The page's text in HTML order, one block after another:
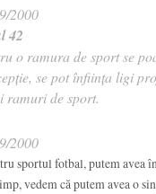
2000
42
o ramura de sport se
se pot înființa ligi
ramuri de sport.
2000
sportul fotbal, putem avea
vedem că putem avea o